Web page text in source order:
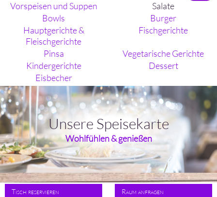
Vorspeisen und Suppen
Salate
Bowls
Burger
Hauptgerichte &
Fleischgerichte
Fischgerichte
Pinsa
Vegetarische Gerichte
Kindergerichte
Dessert
Eisbecher
Unsere Speisekarte
Wohlfühlen & genießen
Tisch reservieren Raum anfragen